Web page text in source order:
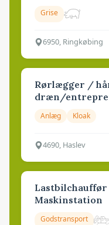
Grise
6950, Ringkøbing
Rørlægger /
dræn/
Anlæg Kloak
4690, Haslev
Lastbilchauffør
Maskinstation
Godstransport